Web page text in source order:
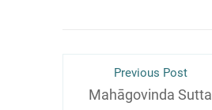
Previous Post
Mahāgovinda Sutta